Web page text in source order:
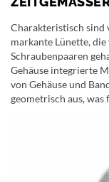
Charakteristisch sind
markante Lünette,
Schraubenpaaren
Gehäuse integrierte
von Gehäuse und
geometrisch aus,